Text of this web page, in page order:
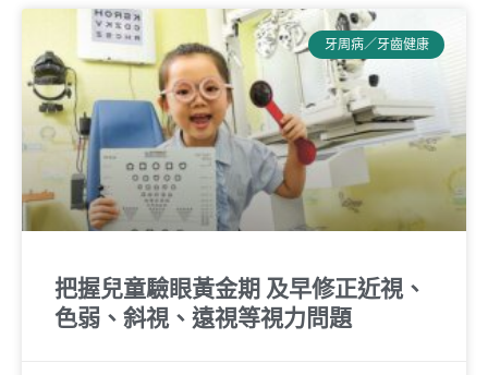
牙周病／牙齒健康
把握兒童驗眼黃金期 及早修正近視、
色弱、斜視、遠視等視力問題